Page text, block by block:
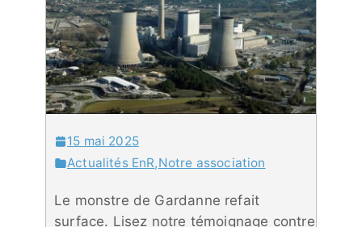
15 mai 2025
Actualités EnR,Notre association
Le monstre de Gardanne refait
surface. Lisez notre témoignage contre